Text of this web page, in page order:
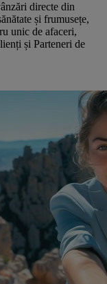
directe din
și frumusețe,
unic de afaceri,
și Parteneri de